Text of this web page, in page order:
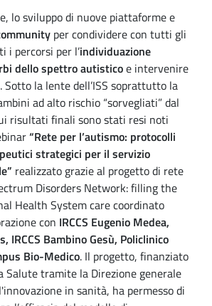
lo sviluppo di nuove piattaforme e
per condividere con tutti gli
i percorsi per l’individuazione
dello spettro autisticoe intervenire
la lente dell’ISS soprattutto la
ad alto rischio “sorvegliati” dal
risultati finali sono stati resi noti
“Rete per l’autismo: protocolli
strategici per il servizio
realizzato grazie al progetto di rete
Disorders Network: filling the
Health System care coordinato
con IRCCS Eugenio Medea,
IRCCS Bambino Gesù, Policlinico
Bio-Medico. Il progetto, finanziato
Salute tramite la Direzione generale
in sanità, ha permesso di